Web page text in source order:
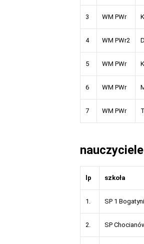
3 WM PWr
4 WM PWr2
5 WM PWr
6 WM PWr
7 WM PWr
lp szkoła
1. SP 1
2. SP